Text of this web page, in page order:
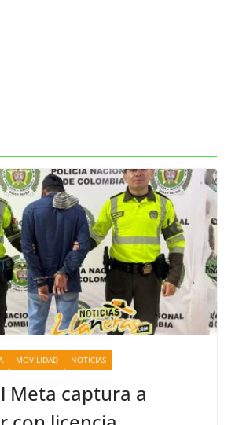
MOVILIDAD NOTICIAS
Meta captura a